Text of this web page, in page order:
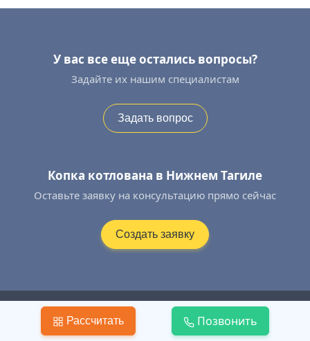
У вас все еще остались вопросы?
Задайте их нашим специалистам
Задать вопрос
Копка котлована в Нижнем Тагиле
Оставьте заявку на консультацию прямо сейчас
Создать заявку
+7 (995) 577−52−42
Контакты|Политика КПД |Публичная Оферта
Рассчитать Позвонить